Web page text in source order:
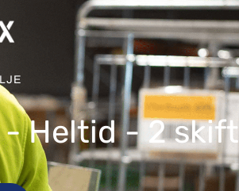
Heltid - 2 skift